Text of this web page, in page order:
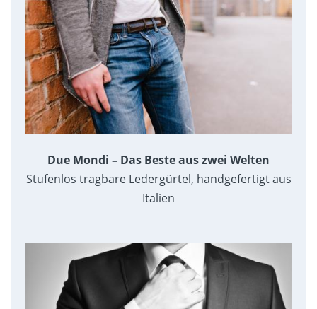
Due Mondi – Das Beste aus zwei Welten
Stufenlos tragbare Ledergürtel, handgefertigt aus
Italien